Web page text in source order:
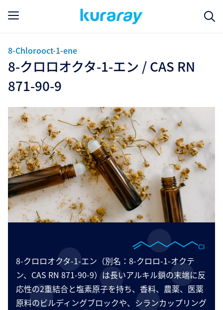
8-Chlorooct-1-ene
8-クロロオクタ-1-エン / CAS RN
871-90-9
8-クロロオクタ-1-エン（別名：8-クロロ-1-オクテ
ン、CAS RN 871-90-9）は長いアルキル鎖の末端に反
応性の2重結合と塩素原子を持ち、香料、農薬、医薬
原料のビルディングブロックや、シランカップリング